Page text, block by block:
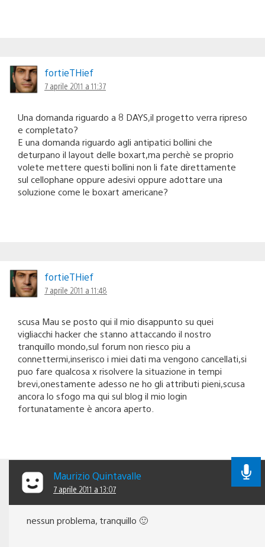
fortieTHief
7 aprile 2011 a 11:37
Una domanda riguardo a 8 DAYS,il progetto verra ripreso
e completato?
E una domanda riguardo agli antipatici bollini che
deturpano il layout delle boxart,ma perchè se proprio
volete mettere questi bollini non li fate direttamente
sul cellophane oppure adesivi oppure adottare una
soluzione come le boxart americane?
fortieTHief
7 aprile 2011 a 11:48
scusa Mau se posto qui il mio disappunto su quei
vigliacchi hacker che stanno attaccando il nostro
tranquillo mondo,sul forum non riesco piu a
connettermi,inserisco i miei dati ma vengono cancellati,si
puo fare qualcosa x risolvere la situazione in tempi
brevi,onestamente adesso ne ho gli attributi pieni,scusa
ancora lo sfogo ma qui sul blog il mio login
fortunatamente è ancora aperto.
Maurizio Quintavalle
7 aprile 2011 a 13:07
nessun problema, tranquillo 🙂